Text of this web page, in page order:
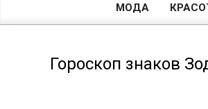
МОДА
Гороскоп знаков